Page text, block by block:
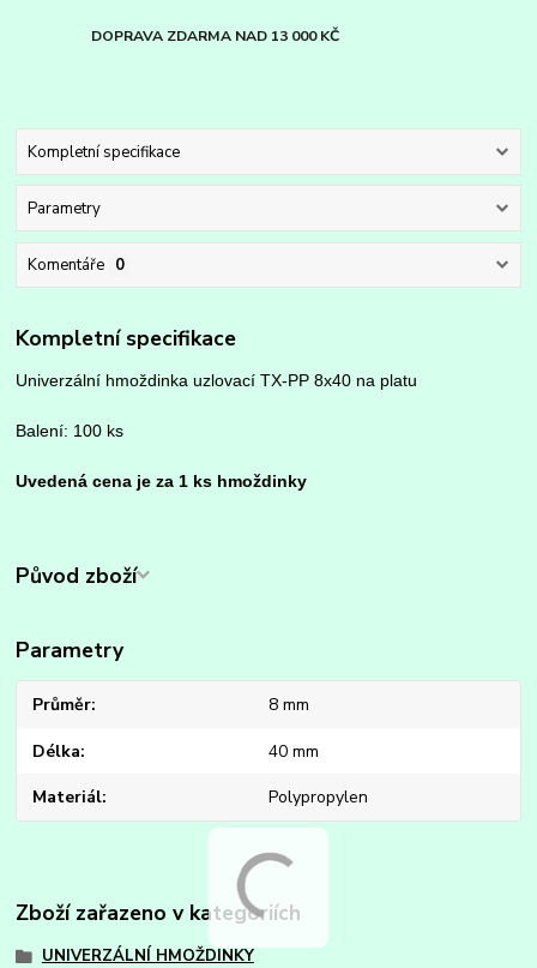
DOPRAVA ZDARMA NAD 13 000 KČ
Kompletní specifikace
Parametry
Komentáře 0
Kompletní specifikace
Univerzální hmoždinka uzlovací TX-PP 8x40 na platu
Balení: 100 ks
Uvedená cena je za 1 ks hmoždinky
Původ zboží
Parametry
Průměr 8 mm
Délka 40 mm
Materiál Polypropylen
Zboží zařazeno v kategoriích
UNIVERZÁLNÍ HMOŽDINKY